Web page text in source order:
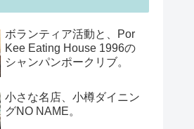
ボランティア活動と、Por
Kee Eating House 1996の
シャンパンポークリブ。
小さな名店、小樽ダイニン
グNO NAME。